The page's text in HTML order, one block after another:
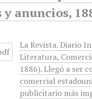
La Revista. Diario
Literatura,
1886). Llegó a ser
comercial
publicitario más